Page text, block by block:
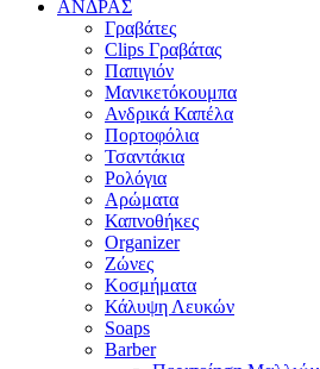
ΑΝΔΡΑΣ
Γραβάτες
Clips Γραβάτας
Παπιγιόν
Μανικετόκουμπα
Ανδρικά Καπέλα
Πορτοφόλια
Τσαντάκια
Ρολόγια
Αρώματα
Καπνοθήκες
Organizer
Ζώνες
Κοσμήματα
Κάλυψη Λευκών
Soaps
Barber